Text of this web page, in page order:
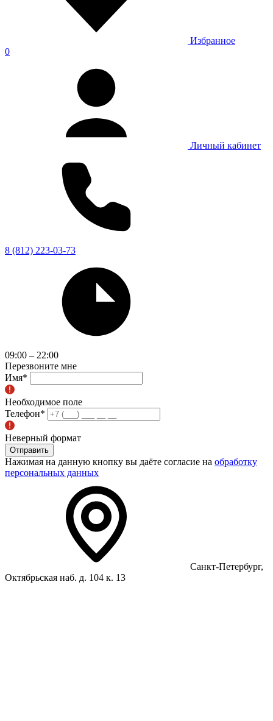
Избранное
0
Личный кабинет
8 (812) 223-03-73
09:00 – 22:00
Перезвоните мне
Имя*
Необходимое поле
Телефон*
Неверный формат
Отправить
Нажимая на данную кнопку вы даёте согласие на обработку
персональных данных
Санкт-Петербург,
Октябрьская наб. д. 104 к. 13